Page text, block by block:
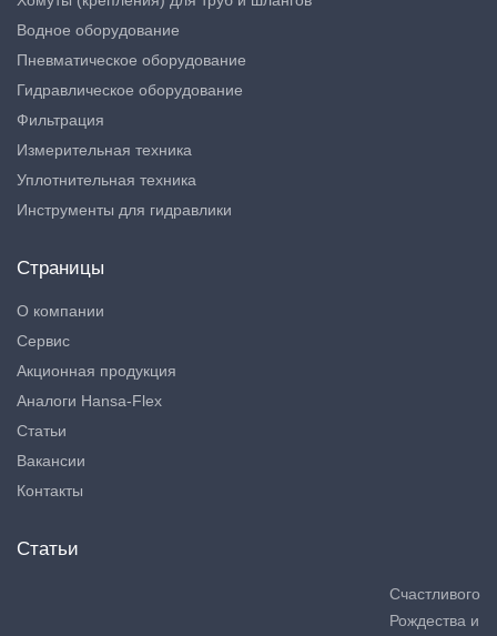
Водное оборудование
Пневматическое оборудование
Гидравлическое оборудование
Фильтрация
Измерительная техника
Уплотнительная техника
Инструменты для гидравлики
Страницы
О компании
Сервис
Акционная продукция
Аналоги Hansa-Flex
Статьи
Вакансии
Контакты
Статьи
Счастливого
Рождества и